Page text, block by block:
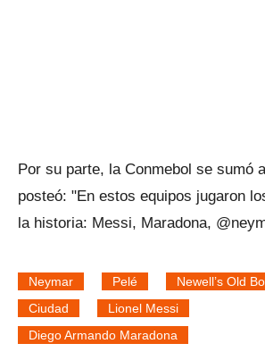
Por su parte, la Conmebol se sumó
posteó: "En estos equipos jugaron
la historia: Messi, Maradona,
Neymar Pelé Newell’s Old
Ciudad
Lionel Messi
Diego Armando Maradona